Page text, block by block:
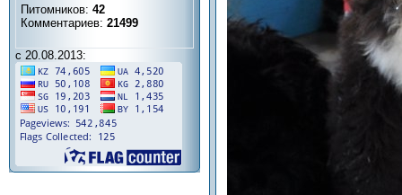
Питомников: 42
Комментариев: 21499
с 20.08.2013: